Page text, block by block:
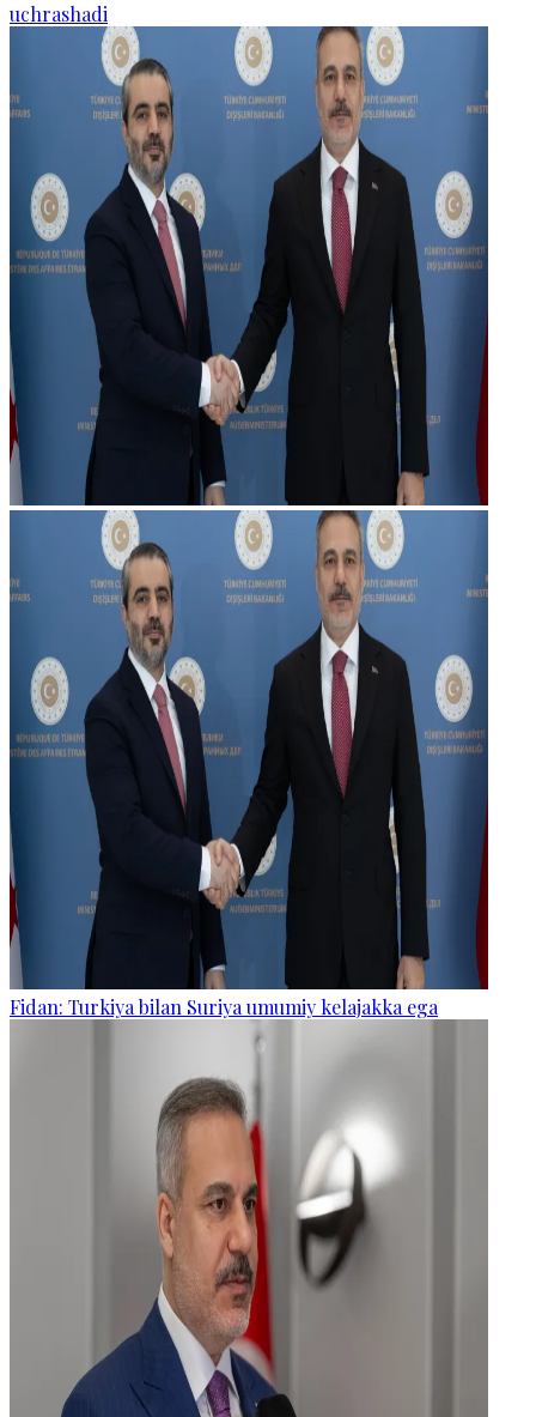
uchrashadi
Fidan: Turkiya bilan Suriya umumiy kelajakka ega